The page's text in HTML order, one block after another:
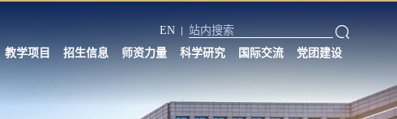
EN
教学项目 招生信息 师资力量 科学研究 国际交流 党团建设